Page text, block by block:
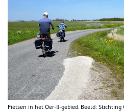
Fietsen in het Oer-IJ-gebied. Beeld: Stichting